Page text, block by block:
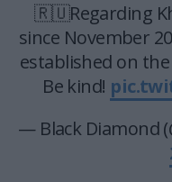
🇷🇺Regarding
since November
established on
Be kind!
— Black Diamond